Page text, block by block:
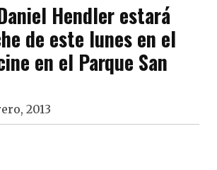
Hendler estará
de este lunes en el
en el Parque San
2013